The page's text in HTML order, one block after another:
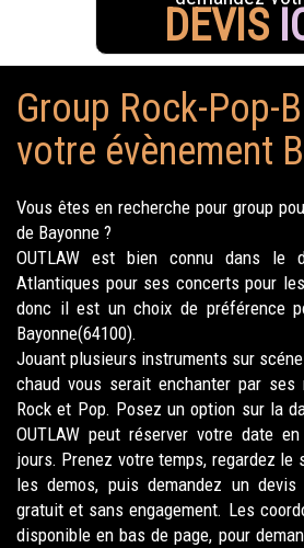
DEVIS
Group Rock-Pop-
votre évènement
Vous êtes en recherche pour group
de Bayonne ?
OUTLAW est bien connu dans le
Atlantiques pour ses concerts pour
donc il est un choix de préférence
Bayonne(64100).
Jouant plusieurs instruments sur
chaud vous serait enchanter par ses
Rock et Pop. Posez un option sur la
OUTLAW peut réserver votre date
jours. Prenez votre temps, regardez le
les demos, puis demandez un devis
gratuit et sans engagement. Les
disponible en bas de page, pour